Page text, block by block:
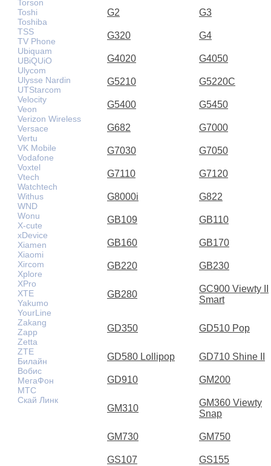
Torson
Toshi
Toshiba
TSS
TV Phone
Ubiquam
UBiQUiO
Ulycom
Ulysse Nardin
UTStarcom
Velocity
Veon
Verizon Wireless
Versace
Vertu
VK Mobile
Vodafone
Voxtel
Vtech
Watchtech
Withus
WND
Wonu
X-cute
xDevice
Xiamen
Xiaomi
Xircom
Xplore
XPro
XTE
Yakumo
YourLine
Zakang
Zapp
Zetta
ZTE
Билайн
Вобис
МегаФон
МТС
Скай Линк
G2 G3
G320 G4
G4020 G4050
G5210 G5220C
G5400 G5450
G682 G7000
G7030 G7050
G7110 G7120
G8000i G822
GB109 GB110
GB160 GB170
GB220 GB230
GB280
GC900 Viewty II
Smart
GD350 GD510 Pop
GD580 Lollipop GD710 Shine II
GD910 GM200
GM310
GM360 Viewty
Snap
GM730 GM750
GS107 GS155